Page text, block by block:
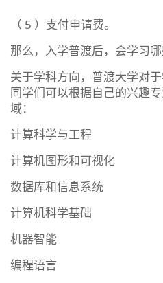
（ 5 ）支付申请费。
那么，入学普渡后，会学习
关于学科方向，普渡大学对
同学们可以根据自己的兴趣
域：
计算科学与工程
计算机图形和可视化
数据库和信息系统
计算机科学基础
机器智能
编程语言